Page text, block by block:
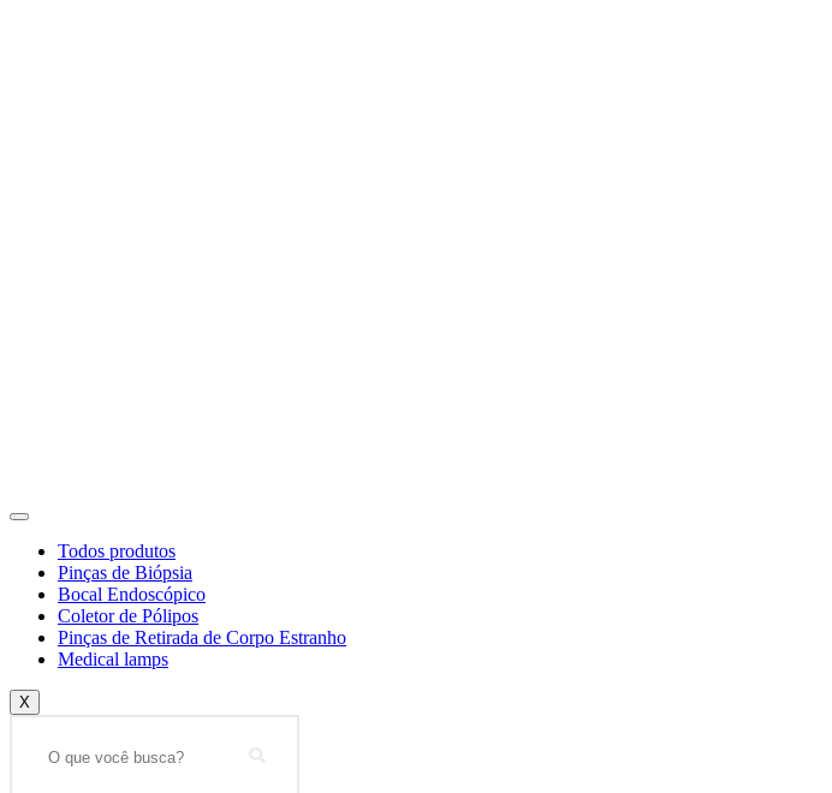
Todos produtos
Pinças de Biópsia
Bocal Endoscópico
Coletor de Pólipos
Pinças de Retirada de Corpo Estranho
Medical lamps
X